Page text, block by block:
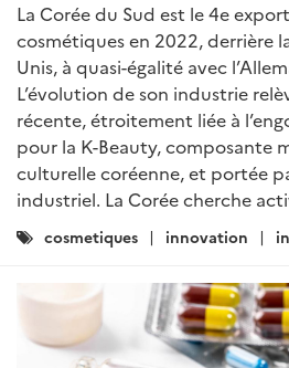
La Corée du Sud est le 4e
cosmétiques en 2022, derrière
Unis, à quasi-égalité avec
L’évolution de son industrie
récente, étroitement liée à
pour la K-Beauty, composante
culturelle coréenne, et portée
industriel. La Corée cherche
Catégories
cosmetiques innovation